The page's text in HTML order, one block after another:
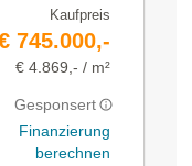
Kaufpreis
745.000,-
€ 4.869,- / m²
Gesponsert
Finanzierung
berechnen